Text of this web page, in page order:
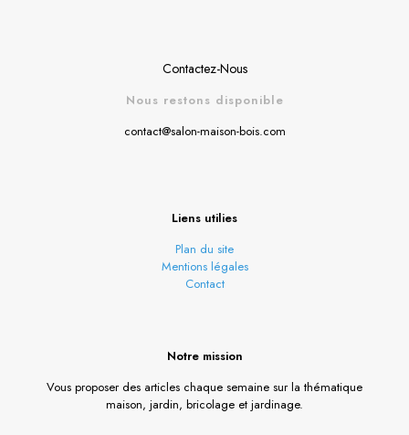
Contactez-Nous
Nous restons disponible
contact@salon-maison-bois.com
Liens utilies
Plan du site
Mentions légales
Contact
Notre mission
Vous proposer des articles chaque semaine sur la thématique
maison, jardin, bricolage et jardinage.